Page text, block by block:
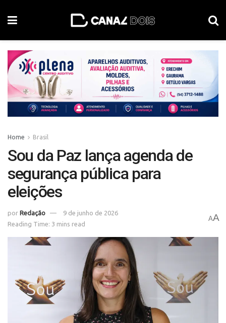
Home Brasil
Sou da Paz lança agenda de
segurança pública para
eleições
por Redação
9 de junho de 2026
Reading Time: 3 mins read
AA